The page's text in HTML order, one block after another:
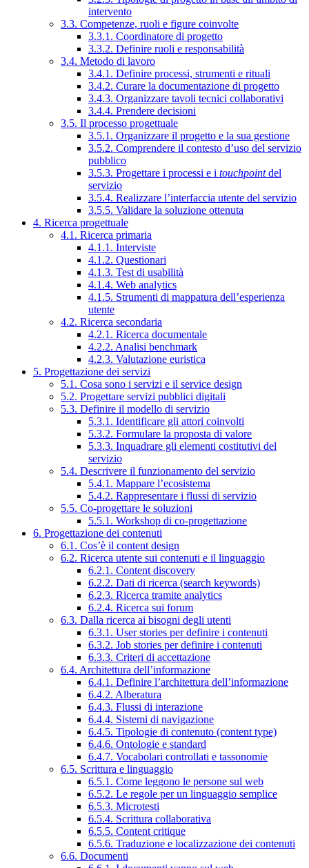
intervento
3.3. Competenze, ruoli e figure coinvolte
3.3.1. Coordinatore di progetto
3.3.2. Definire ruoli e responsabilità
3.4. Metodo di lavoro
3.4.1. Definire processi, strumenti e rituali
3.4.2. Curare la documentazione di progetto
3.4.3. Organizzare tavoli tecnici collaborativi
3.4.4. Prendere decisioni
3.5. Il processo progettuale
3.5.1. Organizzare il progetto e la sua gestione
3.5.2. Comprendere il contesto d’uso del servizio
pubblico
3.5.3. Progettare i processi e i touchpointdel
servizio
3.5.4. Realizzare l’interfaccia utente del servizio
3.5.5. Validare la soluzione ottenuta
4. Ricerca progettuale
4.1. Ricerca primaria
4.1.1. Interviste
4.1.2. Questionari
4.1.3. Test di usabilità
4.1.4. Web analytics
4.1.5. Strumenti di mappatura dell’esperienza
utente
4.2. Ricerca secondaria
4.2.1. Ricerca documentale
4.2.2. Analisi benchmark
4.2.3. Valutazione euristica
5. Progettazione dei servizi
5.1. Cosa sono i servizi e il service design
5.2. Progettare servizi pubblici digitali
5.3. Definire il modello di servizio
5.3.1. Identificare gli attori coinvolti
5.3.2. Formulare la proposta di valore
5.3.3. Inquadrare gli elementi costitutivi del
servizio
5.4. Descrivere il funzionamento del servizio
5.4.1. Mappare l’ecosistema
5.4.2. Rappresentare i flussi di servizio
5.5. Co-progettare le soluzioni
5.5.1. Workshop di co-progettazione
6. Progettazione dei contenuti
6.1. Cos’è il content design
6.2. Ricerca utente sui contenuti e il linguaggio
6.2.1. Content discovery
6.2.2. Dati di ricerca (search keywords)
6.2.3. Ricerca tramite analytics
6.2.4. Ricerca sui forum
6.3. Dalla ricerca ai bisogni degli utenti
6.3.1. User stories per definire i contenuti
6.3.2. Job stories per definire i contenuti
6.3.3. Criteri di accettazione
6.4. Architettura dell’informazione
6.4.1. Definire l’architettura dell’informazione
6.4.2. Alberatura
6.4.3. Flussi di interazione
6.4.4. Sistemi di navigazione
6.4.5. Tipologie di contenuto (content type)
6.4.6. Ontologie e standard
6.4.7. Vocabolari controllati e tassonomie
6.5. Scrittura e linguaggio
6.5.1. Come leggono le persone sul web
6.5.2. Le regole per un linguaggio semplice
6.5.3. Microtesti
6.5.4. Scrittura collaborativa
6.5.5. Content critique
6.5.6. Traduzione e localizzazione dei contenuti
6.6. Documenti